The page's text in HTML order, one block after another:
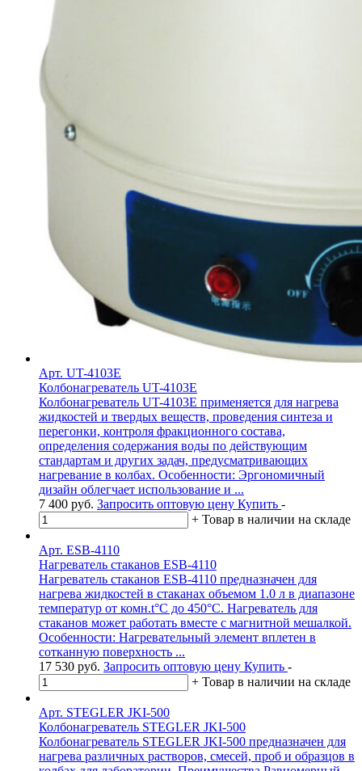
Арт. UT-4103E
Колбонагреватель UT-4103E
Колбонагреватель UT-4103E применяется для нагрева
жидкостей и твердых веществ, проведения синтеза и
перегонки, контроля фракционного состава,
определения содержания воды по действующим
стандартам и других задач, предусматривающих
нагревание в колбах. Особенности: Эргономичный
дизайн облегчает использование и ...
7 400 руб. Запросить оптовую цену Купить -
+ Товар в наличии на складе
Арт. ESB-4110
Нагреватель стаканов ESB-4110
Нагреватель стаканов ESB-4110 предназначен для
нагрева жидкостей в стаканах объемом 1.0 л в диапазоне
температур от комн.t°С до 450°С. Нагреватель для
стаканов может работать вместе с магнитной мешалкой.
Особенности: Нагревательный элемент вплетен в
сотканную поверхность ...
17 530 руб. Запросить оптовую цену Купить -
+ Товар в наличии на складе
Арт. STEGLER JKI-500
Колбонагреватель STEGLER JKI-500
Колбонагреватель STEGLER JKI-500 предназначен для
нагрева различных растворов, смесей, проб и образцов в